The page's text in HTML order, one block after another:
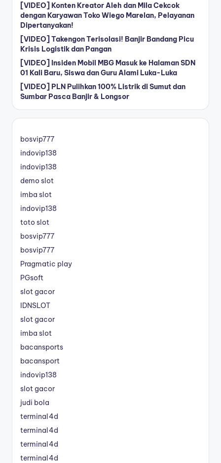
[VIDEO] Konten Kreator Aleh dan Mila Cekcok
dengan Karyawan Toko Wiego Marelan, Pelayanan
Dipertanyakan!
[VIDEO] Takengon Terisolasi! Banjir Bandang Picu
Krisis Logistik dan Pangan
[VIDEO] Insiden Mobil MBG Masuk ke Halaman SDN
01 Kali Baru, Siswa dan Guru Alami Luka-Luka
[VIDEO] PLN Pulihkan 100% Listrik di Sumut dan
Sumbar Pasca Banjir & Longsor
bosvip777
indovip138
indovip138
demo slot
imba slot
indovip138
toto slot
bosvip777
bosvip777
Pragmatic play
PGsoft
slot gacor
IDNSLOT
slot gacor
imba slot
bacansports
bacansport
indovip138
slot gacor
judi bola
terminal4d
terminal4d
terminal4d
terminal4d